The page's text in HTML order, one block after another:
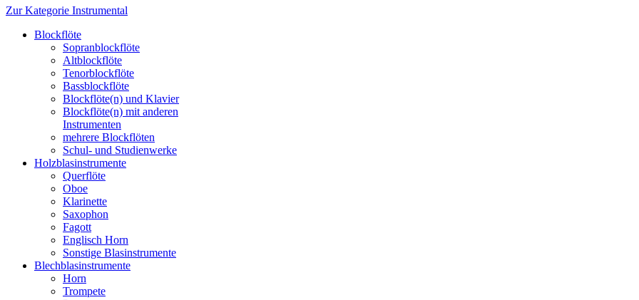
Zur Kategorie Instrumental
Blockflöte
Sopranblockflöte
Altblockflöte
Tenorblockflöte
Bassblockflöte
Blockflöte(n) und Klavier
Blockflöte(n) mit anderen
Instrumenten
mehrere Blockflöten
Schul- und Studienwerke
Holzblasinstrumente
Querflöte
Oboe
Klarinette
Saxophon
Fagott
Englisch Horn
Sonstige Blasinstrumente
Blechblasinstrumente
Horn
Trompete